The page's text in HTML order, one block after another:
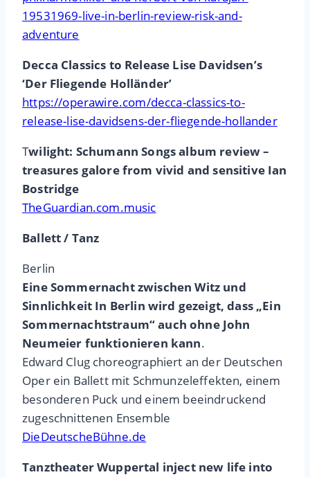
19531969-live-in-berlin-review-risk-and-
adventure
Decca Classics to Release Lise Davidsen’s
‘Der Fliegende Holländer’
https://operawire.com/decca-classics-to-
release-lise-davidsens-der-fliegende-hollander
Twilight: Schumann Songs album review –
treasures galore from vivid and sensitive Ian
Bostridge
TheGuardian.com.music
Ballett / Tanz
Berlin
Eine Sommernacht zwischen Witz und
Sinnlichkeit In Berlin wird gezeigt, dass „Ein
Sommernachtstraum“ auch ohne John
Neumeier funktionieren kann.
Edward Clug choreographiert an der Deutschen
Oper ein Ballett mit Schmunzeleffekten, einem
besonderen Puck und einem beeindruckend
zugeschnittenen Ensemble
DieDeutscheBühne.de
Tanztheater Wuppertal inject new life into